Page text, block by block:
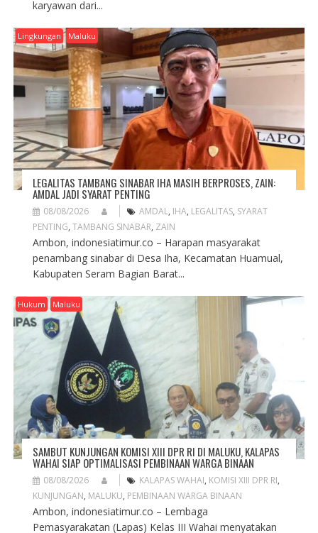
karyawan dari...
Lingkungan Maluku
LEGALITAS TAMBANG SINABAR IHA MASIH BERPROSES, ZAIN:
AMDAL JADI SYARAT PENTING
08/08/2026 AMDAL, IHA, LEGALITAS, SYARAT
PENTING, TAMBANG SINABAR, ZAIN
Ambon, indonesiatimur.co – Harapan masyarakat
penambang sinabar di Desa Iha, Kecamatan Huamual,
Kabupaten Seram Bagian Barat...
Hukum Maluku
SAMBUT KUNJUNGAN KOMISI XIII DPR RI DI MALUKU, KALAPAS
WAHAI SIAP OPTIMALISASI PEMBINAAN WARGA BINAAN
08/08/2026 KALAPAS WAHAI, KOMISI XIII DPR RI,
KUNJUNGAN, MALUKU, PEMBINAAN WARGA BINAAN
Ambon, indonesiatimur.co – Lembaga
Pemasyarakatan (Lapas) Kelas III Wahai menyatakan